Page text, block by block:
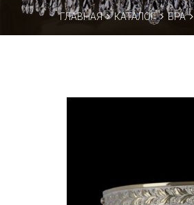
ГЛАВНАЯ КАТАЛОГ БРА